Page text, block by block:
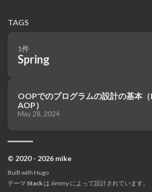
TAGS
1件
Spring
OOPでのプログラムの設計の基本（
AOP）
May 28, 2024
© 2020 - 2026 mike
Built with Hugo
テーマ Stack は Jimmy によって設計されています。